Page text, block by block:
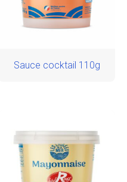
Sauce cocktail 110g